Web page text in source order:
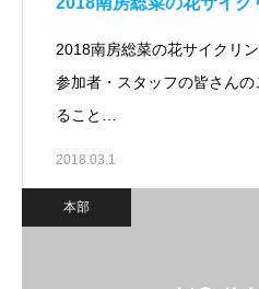
2018南房総菜の花サイクリ
参加者・スタッフの皆さん
ること…
2018.03.1
本部